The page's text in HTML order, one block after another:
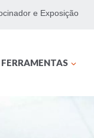
e Exposição